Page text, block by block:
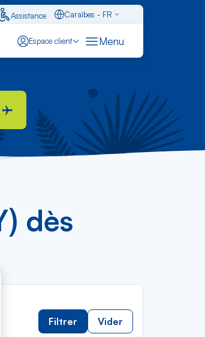
Assistance
Caraïbes - FR
Espace client Menu
dès
Filtrer Vider